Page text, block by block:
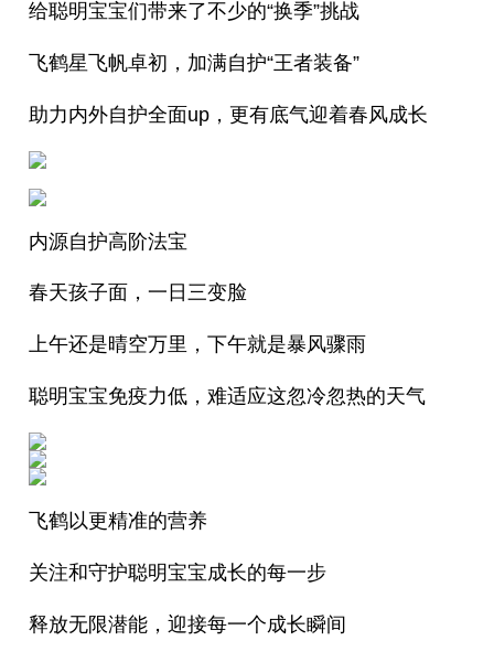
给聪明宝宝们带来了不少的“换季”挑战
飞鹤星飞帆卓初，加满自护“王者装备”
助力内外自护全面up，更有底气迎着春风成长
内源自护高阶法宝
春天孩子面，一日三变脸
上午还是晴空万里，下午就是暴风骤雨
聪明宝宝免疫力低，难适应这忽冷忽热的天气
飞鹤以更精准的营养
关注和守护聪明宝宝成长的每一步
释放无限潜能，迎接每一个成长瞬间